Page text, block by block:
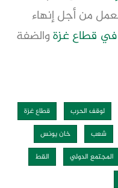
من أجل إنهاء
في قطاع غزةوالضفة
لوقف الحرب
قطاع غزة
شعب
خان يونس
المجتمع الدولي
القط